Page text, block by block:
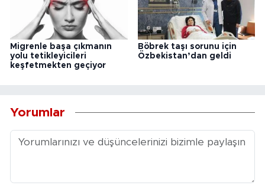
Migrenle başa çıkmanın
yolu tetikleyicileri
keşfetmekten geçiyor
Böbrek taşı sorunu için
Özbekistan’dan geldi
Yorumlar